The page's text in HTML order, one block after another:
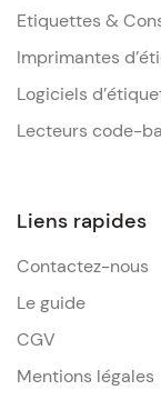
Etiquettes &
Imprimantes
Logiciels
Lecteurs code-
Liens rapides
Contactez-nous
Le guide
CGV
Mentions légales